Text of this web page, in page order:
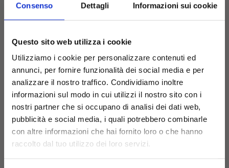
Consenso Dettagli Informazioni sui cookie
Questo sito web utilizza i cookie
Utilizziamo i cookie per personalizzare contenuti ed
annunci, per fornire funzionalità dei social media e per
analizzare il nostro traffico. Condividiamo inoltre
informazioni sul modo in cui utilizzi il nostro sito con i
nostri partner che si occupano di analisi dei dati web,
pubblicità e social media, i quali potrebbero combinarle
con altre informazioni che hai fornito loro o che hanno
raccolto dal tuo utilizzo dei loro servizi.
(Strada Sanluri-Lunamatrona)
09025 Sanluri (CA)
Sardegna, Italia
Punto Vendita e Prenotazioni
+39 (070)7050411
visita@cantinesuentu.com
Informativa Privacy - clienti